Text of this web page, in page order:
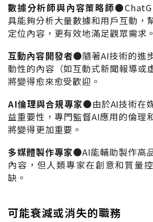
數據分析師與內容策略師
具能夠分析大量數據和用戶互動，
定位內容，更有效地滿足觀眾需求。
互動內容開發者●隨著AI技術的進
動性的內容（如互動式新聞報導或
將變得愈來愈受歡迎。
AI倫理與合規專家●由於AI技術在
益重要性，專門監督AI應用的倫理
將變得更加重要。
多媒體製作專家●AI能輔助製作高
內容，但人類專家在創意和質量
缺。
可能衰減或消失的職務